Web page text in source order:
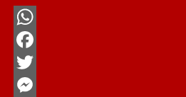
WhatsApp
Facebook
Twitter